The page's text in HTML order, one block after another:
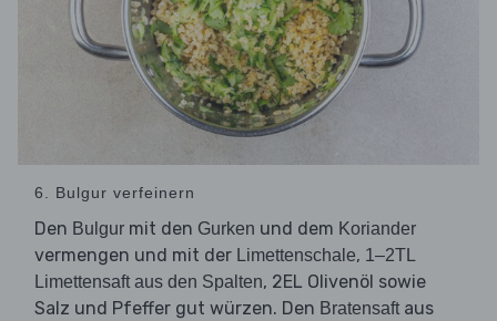
6. Bulgur verfeinern
Den Bulgur mit den Gurken und dem Koriander
vermengen und mit der Limettenschale, 1–2TL
Limettensaft aus den Spalten, 2EL Olivenöl sowie
Salz und Pfeffer gut würzen. Den Bratensaftaus